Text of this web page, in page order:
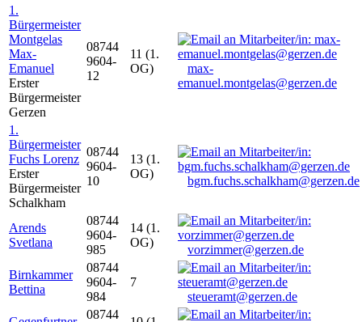
1.
Bürgermeister
Montgelas
Max-
Emanuel
Erster
Bürgermeister
Gerzen
08744
9604-
12
11 (1.
OG)
max-
emanuel.montgelas@gerzen.de
1.
Bürgermeister
Fuchs Lorenz
Erster
Bürgermeister
Schalkham
08744
9604-
10
13 (1.
OG)
bgm.fuchs.schalkham@gerzen.de
Arends
Svetlana
08744
9604-
985
14 (1.
OG)
vorzimmer@gerzen.de
Birnkammer
Bettina
08744
9604-
984
7
steueramt@gerzen.de
08744